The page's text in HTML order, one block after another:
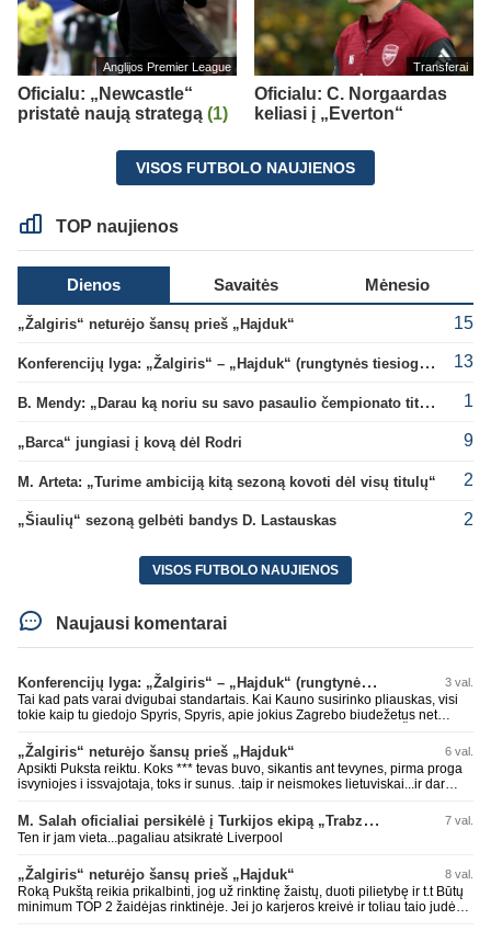
Anglijos Premier League
Oficialu: „Newcastle“
pristatė naują strategą (1)
Transferai
Oficialu: C. Norgaardas
keliasi į „Everton“
VISOS FUTBOLO NAUJIENOS
TOP naujienos
Dienos Savaitės Mėnesio
„Žalgiris“ neturėjo šansų prieš „Hajduk“ 15
Konferencijų lyga: „Žalgiris“ – „Hajduk“ (rungtynės tiesiogiai) 13
B. Mendy: „Darau ką noriu su savo pasaulio čempionato titulu“ 1
„Barca“ jungiasi į kovą dėl Rodri 9
M. Arteta: „Turime ambiciją kitą sezoną kovoti dėl visų titulų“ 2
„Šiaulių“ sezoną gelbėti bandys D. Lastauskas 2
VISOS FUTBOLO NAUJIENOS
Naujausi komentarai
Konferencijų lyga: „Žalgiris“ – „Hajduk“ (rungtynės tiesiogiai) 3 val.
Tai kad pats varai dvigubai standartais. Kai Kauno susirinko pliauskas, visi
tokie kaip tu giedojo Spyris, Spyris, apie jokius Zagrebo biudežetus net
daug didesnis. Tfu ant tokių.
„Žalgiris“ neturėjo šansų prieš „Hajduk“ 6 val.
Apsikti Puksta reiktu. Koks *** tevas buvo, sikantis ant tevynes, pirma proga
isvyniojes i issvajotaja, toks ir sunus. .taip ir neismokes lietuviskai...ir dar
laurynas ikalbins
M. Salah oficialiai persikėlė į Turkijos ekipą „Trabzonspor“ 7 val.
Ten ir jam vieta...pagaliau atsikratė Liverpool
„Žalgiris“ neturėjo šansų prieš „Hajduk“ 8 val.
Roką Pukštą reikia prikalbinti, jog už rinktinę žaistų, duoti pilietybę ir t.t Būtų
minimum TOP 2 žaidėjas rinktinėje. Jei jo karjeros kreivė ir toliau taio judės,